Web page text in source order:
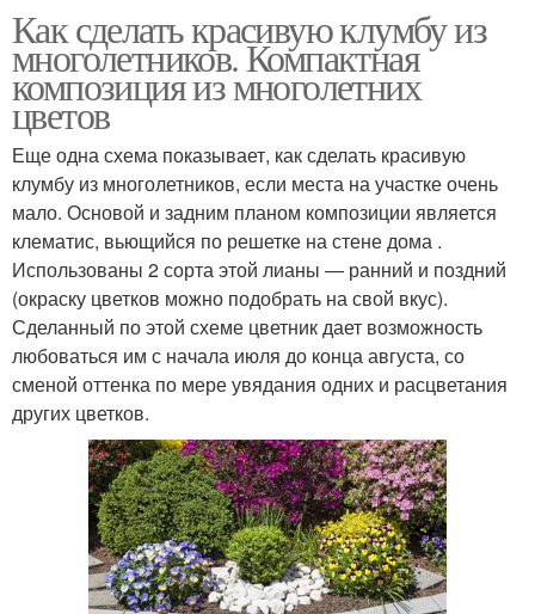
Как сделать красивую клумбу из
многолетников. Компактная
композиция из многолетних
цветов
Еще одна схема показывает, как сделать красивую
клумбу из многолетников, если места на участке очень
мало. Основой и задним планом композиции является
клематис, вьющийся по решетке на стене дома .
Использованы 2 сорта этой лианы — ранний и поздний
(окраску цветков можно подобрать на свой вкус).
Сделанный по этой схеме цветник дает возможность
любоваться им с начала июля до конца августа, со
сменой оттенка по мере увядания одних и расцветания
других цветков.